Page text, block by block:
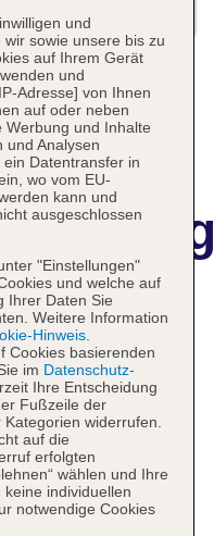
und
wir sowie unsere bis zu
auf Ihrem Gerät
und
Adresse] von Ihnen
auf oder neben
Werbung und Inhalte
und Analysen
Datentransfer in
wo vom EU-
kann und
ausgeschlossen
"Einstellungen"
und welche auf
Ihrer Daten Sie
Weitere Information
Hinweis.
Cookies basierenden
im Datenschutz-
Ihre Entscheidung
Fußzeile der
widerrufen.
auf die
erfolgten
wählen und Ihre
individuellen
notwendige Cookies